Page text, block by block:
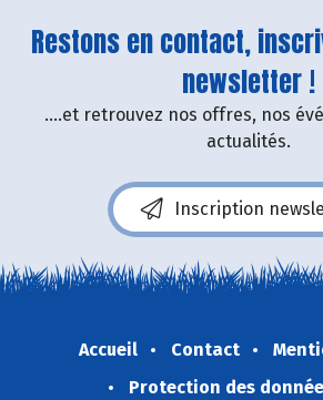
Restons en contact,
newsletter !
....et retrouvez nos offres, nos
actualités.
Inscription
Accueil Contact
Protection des